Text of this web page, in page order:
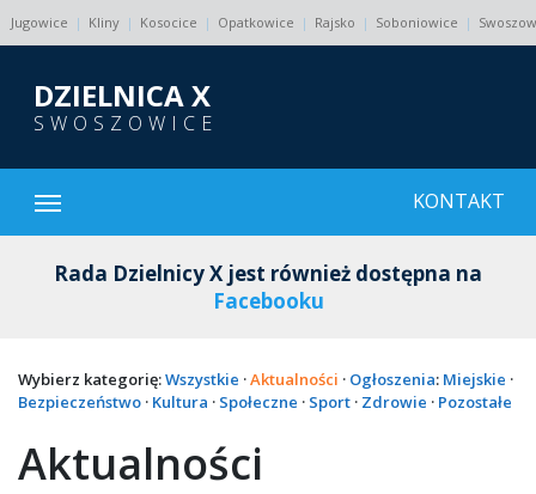
Jugowice Kliny Kosocice Opatkowice Rajsko Soboniowice
DZIELNICA X
SWOSZOWICE
Otwórz menu KONTAKT
Rada Dzielnicy X jest również dostępna na
Facebooku
Wybierz kategorię:Wszystkie ·Aktualności · Ogłoszenia: Miejskie ·
Bezpieczeństwo · Kultura · Społeczne · Sport · Zdrowie · Pozostałe
Aktualności